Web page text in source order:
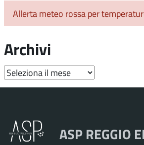
Allerta meteo rossa per
Archivi
Archivi
ASP REGGIO